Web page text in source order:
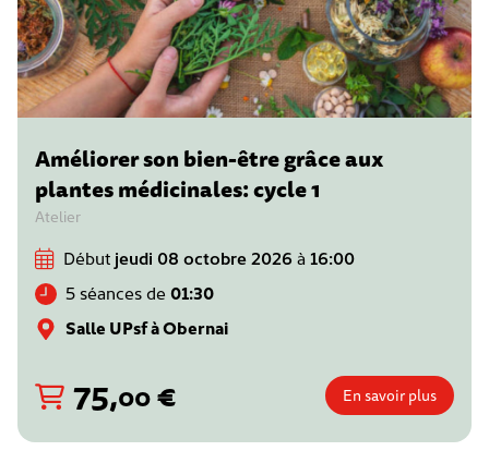
Améliorer son bien-être grâce aux
plantes médicinales: cycle 1
Atelier
Début jeudi 08 octobre 2026 à 16:00
5 séances de 01:30
Salle UPsf à Obernai
75,00€ En savoir plus